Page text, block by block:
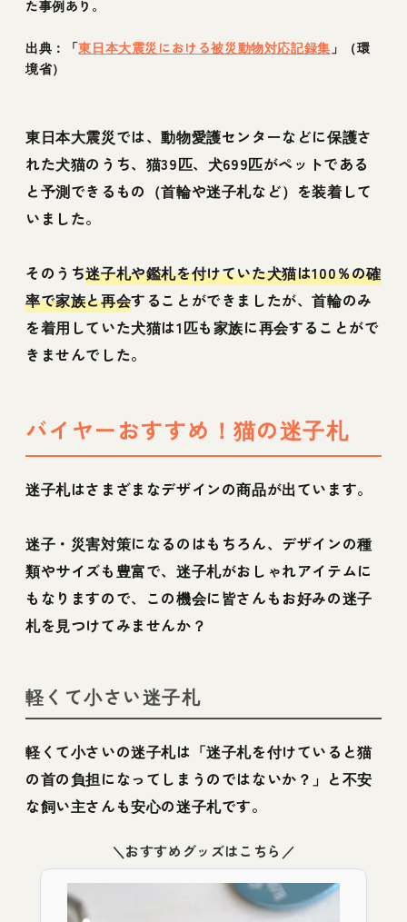
た事例あり。
出典：「東日本大震災における被災動物対応記録集 」（環
境省）
東日本大震災では、動物愛護センターなどに保護さ
れた犬猫のうち、猫39匹、犬699匹がペットである
と予測できるもの（首輪や迷子札など）を装着して
いました。
そのうち迷子札や鑑札を付けていた犬猫は100％の確
率で家族と再会することができましたが、首輪のみ
を着用していた犬猫は1匹も家族に再会することがで
きませんでした。
バイヤーおすすめ！猫の迷子札
迷子札はさまざまなデザインの商品が出ています。
迷子・災害対策になるのはもちろん、デザインの種
類やサイズも豊富で、迷子札がおしゃれアイテムに
もなりますので、この機会に皆さんもお好みの迷子
札を見つけてみませんか？
軽くて小さい迷子札
軽くて小さいの迷子札は「迷子札を付けていると猫
の首の負担になってしまうのではないか？」と不安
な飼い主さんも安心の迷子札です。
＼おすすめグッズはこちら／